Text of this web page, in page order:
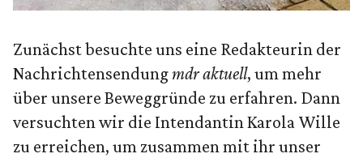
Zunächst besuchte uns eine Redakteurin der
Nachrichtensendungmdr aktuell, um mehr
über unsere Beweggründe zu erfahren. Dann
versuchten wir die Intendantin Karola Wille
zu erreichen, um zusammen mit ihr unser